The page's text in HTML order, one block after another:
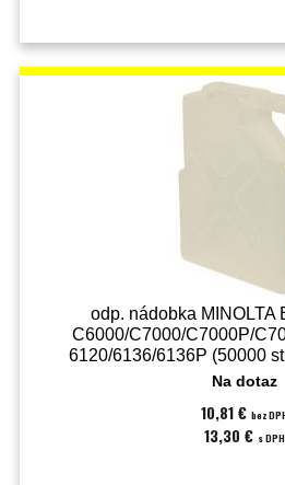
odp. nádobka MINOLTA
C6000/C7000/C7000P/
6120/6136/6136P (50000
Na dotaz
10,81 € bez
13,30 € s DPH